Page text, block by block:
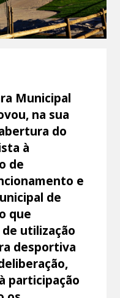
Municipal
na sua
do
à
de
e
de
que
utilização
desportiva
participação